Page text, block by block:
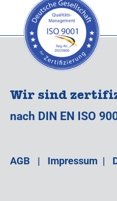
Wir sind
nach DIN EN ISO
AGB | Impressum |